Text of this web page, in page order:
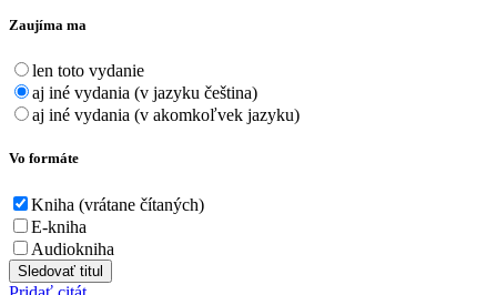
Zaujíma ma
len toto vydanie
aj iné vydania (v jazyku čeština)
aj iné vydania (v akomkoľvek jazyku)
Vo formáte
Kniha (vrátane čítaných)
E-kniha
Audiokniha
Sledovať titul